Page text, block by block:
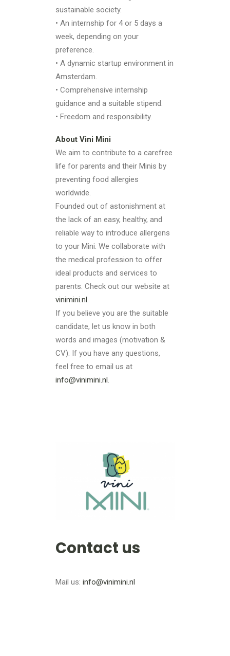
sustainable society.
• An internship for 4 or 5 days a
week, depending on your
preference.
• A dynamic startup environment in
Amsterdam.
• Comprehensive internship
guidance and a suitable stipend.
• Freedom and responsibility.
About Vini Mini
We aim to contribute to a carefree
life for parents and their Minis by
preventing food allergies
worldwide.
Founded out of astonishment at
the lack of an easy, healthy, and
reliable way to introduce allergens
to your Mini. We collaborate with
the medical profession to offer
ideal products and services to
parents. Check out our website at
vinimini.nl.
If you believe you are the suitable
candidate, let us know in both
words and images (motivation &
CV). If you have any questions,
feel free to email us at
info@vinimini.nl.
Contact us
Mail us: info@vinimini.nl